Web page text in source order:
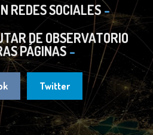
REDES SOCIALES
DE OBSERVATORIO
PÁGINAS
Twitter